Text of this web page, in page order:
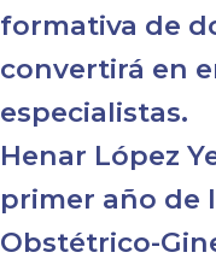
formativa de
convertirá en
especialistas.
Henar López
primer año de
Obstétrico-